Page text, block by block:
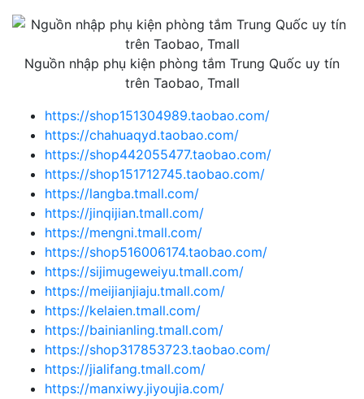
Nguồn nhập phụ kiện phòng tắm Trung Quốc uy tín
trên Taobao, Tmall
https://shop151304989.taobao.com/
https://chahuaqyd.taobao.com/
https://shop442055477.taobao.com/
https://shop151712745.taobao.com/
https://langba.tmall.com/
https://jinqijian.tmall.com/
https://mengni.tmall.com/
https://shop516006174.taobao.com/
https://sijimugeweiyu.tmall.com/
https://meijianjiaju.tmall.com/
https://kelaien.tmall.com/
https://bainianling.tmall.com/
https://shop317853723.taobao.com/
https://jialifang.tmall.com/
https://manxiwy.jiyoujia.com/